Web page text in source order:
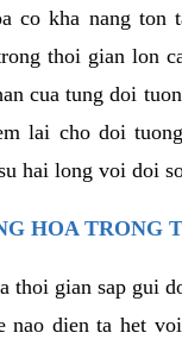
co kha nang ton
thoi gian lon
cua tung doi
lai cho doi
hai long voi doi
HOA TRONG
thoi gian sap gui
nao dien ta het